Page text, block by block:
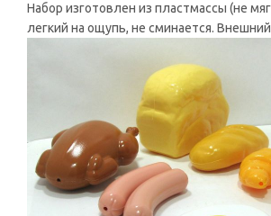
Набор изготовлен из пластмассы (не
легкий на ощупь, не сминается.